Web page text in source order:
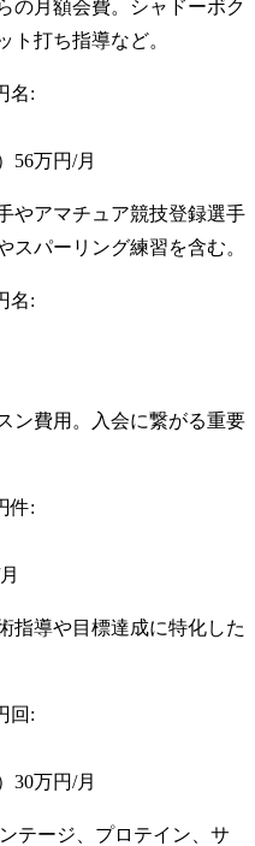
の月額会費。シャドーボク
ト打ち指導など。
名:
56万円/月
やアマチュア競技登録選手
スパーリング練習を含む。
名:
ン費用。入会に繋がる重要
件:
指導や目標達成に特化した
回 :
30万円/月
テージ、プロテイン、サ